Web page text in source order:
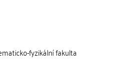
fyzikální fakulta